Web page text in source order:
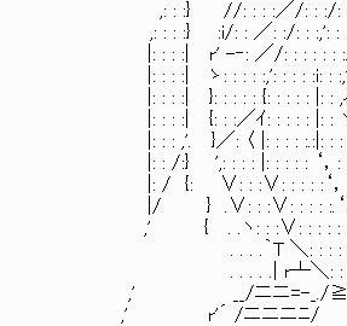
,: : :} //: : : :／/: : :/: : : : :
,: : : :} :i/: : ／: :/: : :,': : :
|: : : :| r' -‐: ／/: : : : : : :./
|: : : :| ゝ: : : : :,': : : : :i: :
|: : : :| }: : : : : {: : : : : |: : ,ｨ
|: : : :| {: : :／ｲ: : : : : |: : ヽヒ
|: : : ,'. }／: 〈 |: : : : :.:|: :
|: : /:} ',: : : : |: : : : : ‘
|: / {: ∨: : :∨: : : :
|/ } .∨: : :∨: : : :
,' { . .ヽ: : :∨: : : : : :ヽ.
. . . .｀T ＼: : : : :
. . . . .| r┴＼: : : : : :
,' __/ニニ=-_./≧=-_ : _
,' r'´ /ニニニ